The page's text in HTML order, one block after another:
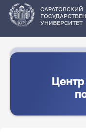
основному
содержанию
САРАТОВСКИЙ
УНИВЕРСИТЕТ
Центр